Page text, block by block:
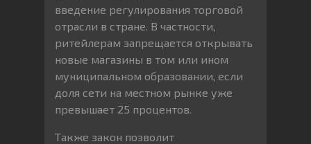
введение регулирования торговой
отрасли в стране. В частности,
ритейлерам запрещается открывать
новые магазины в том или ином
муниципальном образовании, если
доля сети на местном рынке уже
превышает 25 процентов.
Также закон позволит